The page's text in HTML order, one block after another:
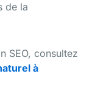
de la
SEO, consultez
à